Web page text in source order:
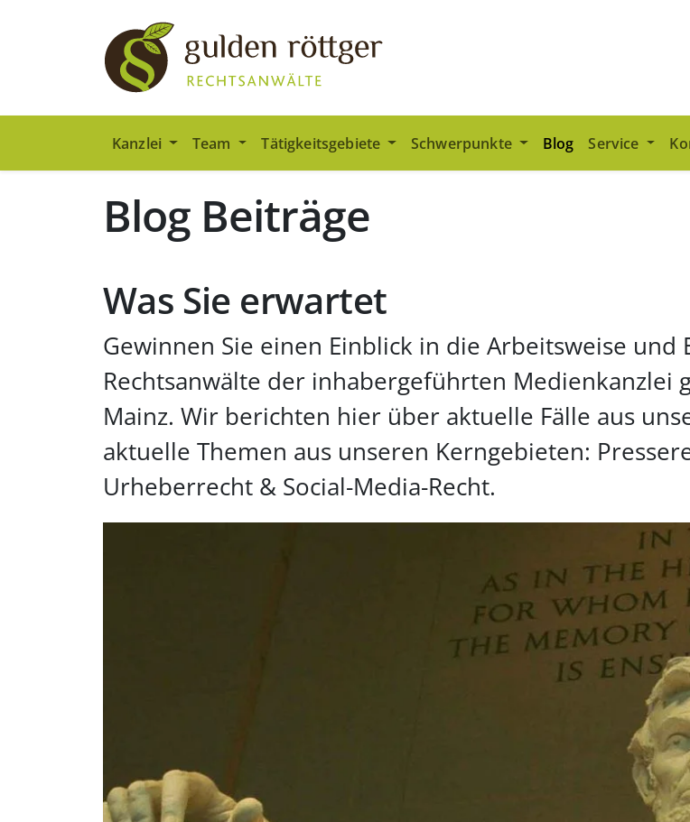
Kanzlei Team Tätigkeitsgebiete Schwerpunkte Blog Service
Blog Beiträge
Was Sie erwartet
Gewinnen Sie einen Einblick in die Arbeitsweise
Rechtsanwälte der inhabergeführten Medienkanzlei
Mainz. Wir berichten hier über aktuelle Fälle aus
aktuelle Themen aus unseren Kerngebieten:
Urheberrecht & Social-Media-Recht.